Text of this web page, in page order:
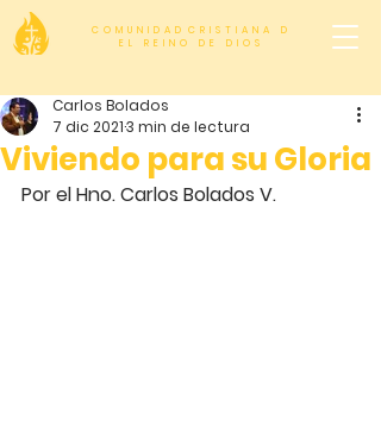
C O M U N I D A D C R I S T I A N A D
E L R E I N O D E D I O S
Viviendo para su Gloria
Carlos Bolados
7 dic 20213 min de lectura
Por el Hno. Carlos Bolados V.